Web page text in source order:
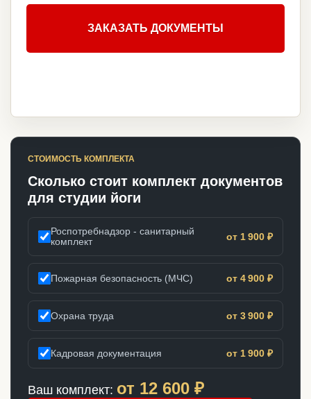
ЗАКАЗАТЬ ДОКУМЕНТЫ
СТОИМОСТЬ КОМПЛЕКТА
Сколько стоит комплект документов
для студии йоги
Роспотребнадзор - санитарный
комплект
от 1 900 ₽
Пожарная безопасность (МЧС) от 4 900 ₽
Охрана труда от 3 900 ₽
Кадровая документация от 1 900 ₽
Ваш комплект: от 12 600 ₽